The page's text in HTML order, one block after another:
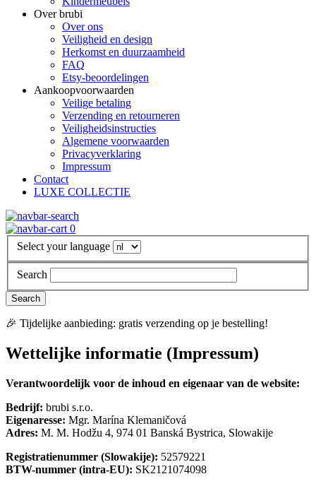
Over brubi
Over ons
Veiligheid en design
Herkomst en duurzaamheid
FAQ
Etsy-beoordelingen
Aankoopvoorwaarden
Veilige betaling
Verzending en retourneren
Veiligheidsinstructies
Algemene voorwaarden
Privacyverklaring
Impressum
Contact
LUXE COLLECTIE
0
Select your language
Search
🎉 Tijdelijke aanbieding: gratis verzending op je bestelling!
Wettelijke informatie (Impressum)
Verantwoordelijk voor de inhoud en eigenaar van de website:
Bedrijf: brubi s.r.o.
Eigenaresse: Mgr. Marína Klemaničová
Adres: M. M. Hodžu 4, 974 01 Banská Bystrica, Slowakije
Registratienummer (Slowakije): 52579221
BTW-nummer (intra-EU): SK2121074098